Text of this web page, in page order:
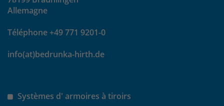
Allemagne
Téléphone +49 771 9201-0
info(at)bedrunka-hirth.de
Systèmes d' armoires à tiroirs